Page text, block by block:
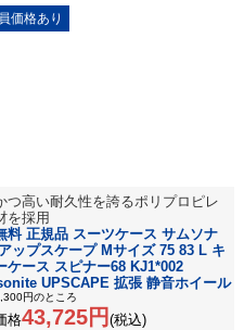
つ高い耐久性を誇るポリプロピレ
を採用
料 正規品 スーツケース サムソナ
ップスケープ Mサイズ 75 83 L キ
ケース スピナー68 KJ1*002
UPSCAPE 拡張 静音ホイール
円のところ
格43,725円 (税込)